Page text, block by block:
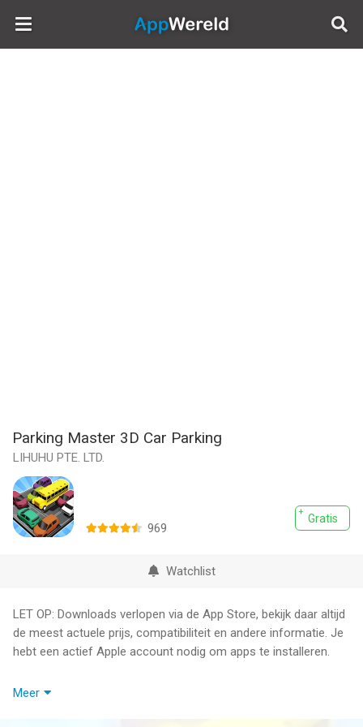
AppWereld
Parking Master 3D Car Parking
LIHUHU PTE. LTD.
Gratis
969
Watchlist
LET OP: Downloads verlopen via de App Store, bekijk daar altijd
de meest actuele prijs, compatibiliteit en andere informatie. Je
hebt een actief Apple account nodig om apps te installeren.
Parking Master 3D is an exciting traffic jam & car parking game
Meer